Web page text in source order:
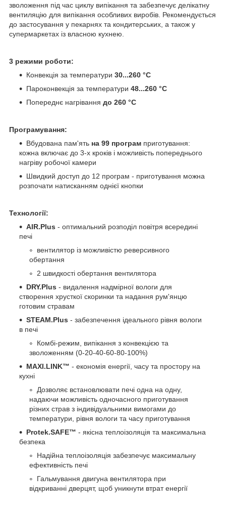
зволоження під час циклу випікання та забезпечує делікатну
вентиляцію для випікання особливих виробів. Рекомендується
до застосування у пекарнях та кондитерських, а також у
супермаркетах із власною кухнею.
3 режими роботи:
Конвекція за температури 30...260 °C
Пароконвекція за температури 48...260 °C
Попереднє нагрівання до 260 °C
Програмування:
Вбудована пам'ять на 99 програм приготування:
кожна включає до 3-х кроків і можливість попереднього
нагріву робочої камери
Швидкий доступ до 12 програм - приготування можна
розпочати натисканням однієї кнопки
Технології:
AIR.Plus - оптимальний розподіл повітря всередині
печі
вентилятор із можливістю реверсивного
обертання
2 швидкості обертання вентилятора
DRY.Plus - видалення надмірної вологи для
створення хрусткої скоринки та надання рум'янцю
готовим стравам
STEAM.Plus - забезпечення ідеального рівня вологи
в печі
Комбі-режим, випікання з конвекцією та
зволоженням (0-20-40-60-80-100%)
MAXI.LINK™ - економія енергії, часу та простору на
кухні
Дозволяє встановлювати печі одна на одну,
надаючи можливість одночасного приготування
різних страв з індивідуальними вимогами до
температури, рівня вологи та часу приготування
Protek.SAFE™ - якісна теплоізоляція та максимальна
безпека
Надійна теплоізоляція забезпечує максимальну
ефективність печі
Гальмування двигуна вентилятора при
відкриванні дверцят, щоб уникнути втрат енергії